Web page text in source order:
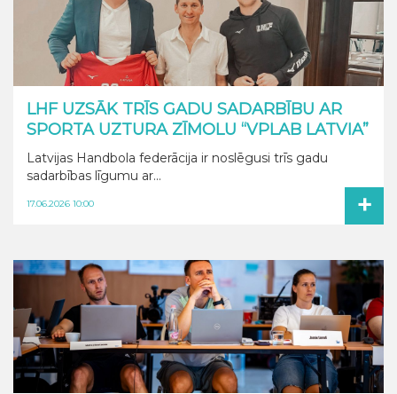
LHF UZSĀK TRĪS GADU SADARBĪBU AR
SPORTA UZTURA ZĪMOLU “VPLAB LATVIA”
Latvijas Handbola federācija ir noslēgusi trīs gadu
sadarbības līgumu ar...
17.06.2026 10:00 +